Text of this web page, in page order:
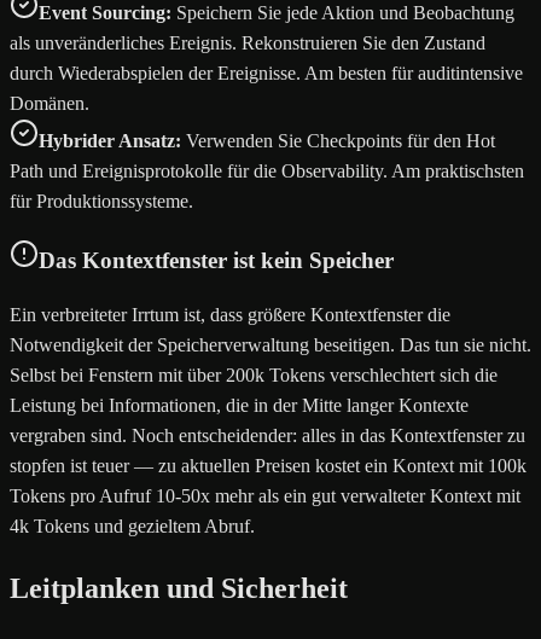
Event Sourcing: Speichern Sie jede Aktion und Beobachtung
als unveränderliches Ereignis. Rekonstruieren Sie den Zustand
durch Wiederabspielen der Ereignisse. Am besten für auditintensive
Domänen.
Hybrider Ansatz: Verwenden Sie Checkpoints für den Hot
Path und Ereignisprotokolle für die Observability. Am praktischsten
für Produktionssysteme.
Das Kontextfenster ist kein Speicher
Ein verbreiteter Irrtum ist, dass größere Kontextfenster die
Notwendigkeit der Speicherverwaltung beseitigen. Das tun sie nicht.
Selbst bei Fenstern mit über 200k Tokens verschlechtert sich die
Leistung bei Informationen, die in der Mitte langer Kontexte
vergraben sind. Noch entscheidender: alles in das Kontextfenster zu
stopfen ist teuer — zu aktuellen Preisen kostet ein Kontext mit 100k
Tokens pro Aufruf 10-50x mehr als ein gut verwalteter Kontext mit
4k Tokens und gezieltem Abruf.
Leitplanken und Sicherheit